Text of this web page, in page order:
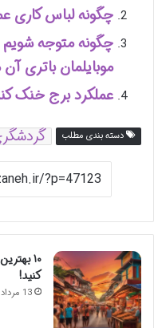
چگونه لباس کاری
چگونه متوجه شویم
موبایلمان باتری
عملکرد برج خنک
دسته بندی مطلب
۱۰
کنید!
13 مرداد